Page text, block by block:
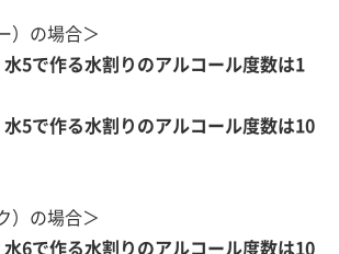
）の場合＞
5で作る水割りのアルコール度数は1
5で作る水割りのアルコール度数は10
）の場合＞
6で作る水割りのアルコール度数は10